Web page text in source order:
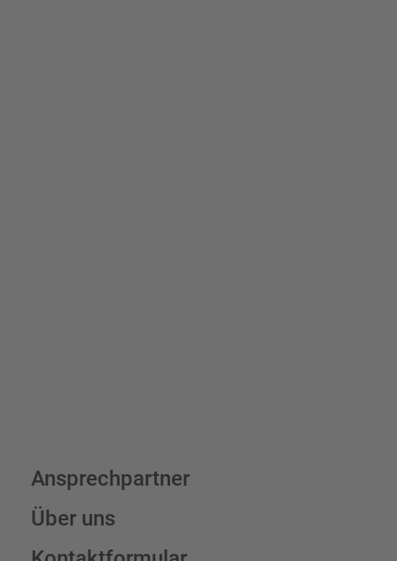
Ansprechpartner
Über uns